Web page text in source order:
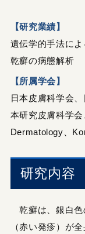
【研究業績】
遺伝学的手法に
乾癬の病態解析
【所属学会】
日本皮膚科学会
本研究皮膚科学
Dermatology、
研究内容
乾癬は、銀白色
（赤い発疹）が